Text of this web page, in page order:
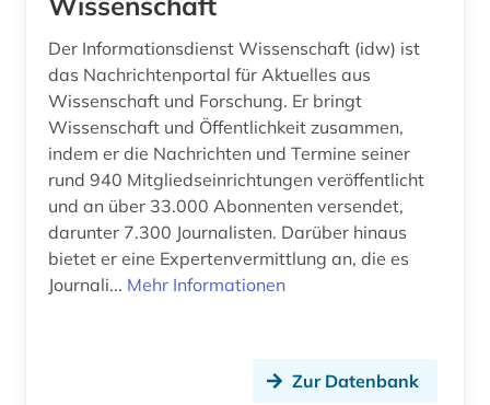
bonitätsprüfung (1)
branche (1)
branchenberichte (1)
branchenbuch (1)
branchendaten (1)
brandenburg (2)
brauerei (1)
Saarland (1)
Sachsen (2)
Sachsen-Anhalt (1)
San Marino (1)
Schleswig-Holstein (1)
Schweden (2)
Schweiz (24)
Der Informationsdienst Wissenschaft (idw) ist
das Nachrichtenportal für Aktuelles aus
Wissenschaft und Forschung. Er bringt
Wissenschaft und Öffentlichkeit zusammen,
indem er die Nachrichten und Termine seiner
rund 940 Mitgliedseinrichtungen veröffentlicht
und an über 33.000 Abonnenten versendet,
darunter 7.300 Journalisten. Darüber hinaus
bietet er eine Expertenvermittlung an, die es
Journali... Mehr Informationen
Zur Datenbank